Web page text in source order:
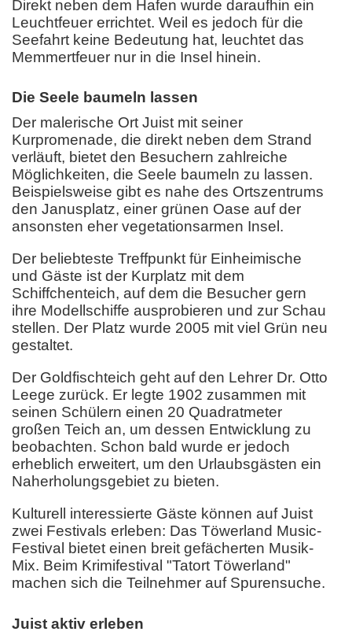
Direkt neben dem Hafen wurde daraufhin ein
Leuchtfeuer errichtet. Weil es jedoch für die
Seefahrt keine Bedeutung hat, leuchtet das
Memmertfeuer nur in die Insel hinein.
Die Seele baumeln lassen
Der malerische Ort Juist mit seiner
Kurpromenade, die direkt neben dem Strand
verläuft, bietet den Besuchern zahlreiche
Möglichkeiten, die Seele baumeln zu lassen.
Beispielsweise gibt es nahe des Ortszentrums
den Janusplatz, einer grünen Oase auf der
ansonsten eher vegetationsarmen Insel.
Der beliebteste Treffpunkt für Einheimische
und Gäste ist der Kurplatz mit dem
Schiffchenteich, auf dem die Besucher gern
ihre Modellschiffe ausprobieren und zur Schau
stellen. Der Platz wurde 2005 mit viel Grün neu
gestaltet.
Der Goldfischteich geht auf den Lehrer Dr. Otto
Leege zurück. Er legte 1902 zusammen mit
seinen Schülern einen 20 Quadratmeter
großen Teich an, um dessen Entwicklung zu
beobachten. Schon bald wurde er jedoch
erheblich erweitert, um den Urlaubsgästen ein
Naherholungsgebiet zu bieten.
Kulturell interessierte Gäste können auf Juist
zwei Festivals erleben: Das Töwerland Music-
Festival bietet einen breit gefächerten Musik-
Mix. Beim Krimifestival "Tatort Töwerland"
machen sich die Teilnehmer auf Spurensuche.
Juist aktiv erleben